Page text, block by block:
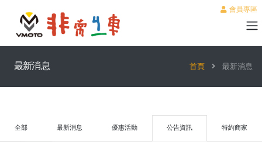
會員專區
最新消息 首頁 最新消息
全部 最新消息 優惠活動 公告資訊 特約商家